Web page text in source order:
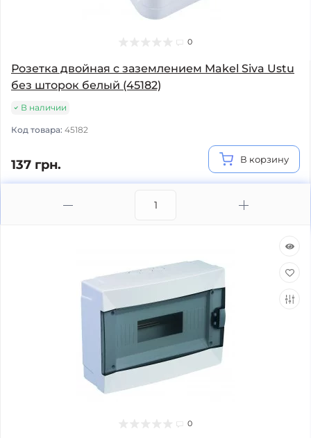
0
Розетка двойная с заземлением Makel Siva Ustu
без шторок белый (45182)
В наличии
Код товара: 45182
137 грн. В корзину
0